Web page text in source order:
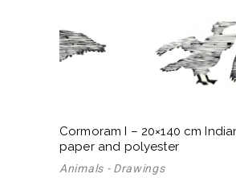
Cormoram I – 20×140 cm
paper and polyester
Animals - Drawings